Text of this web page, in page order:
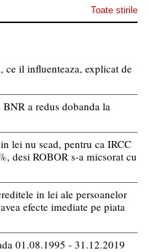
Toate stirile
ce il influenteaza, explicat de
a redus dobanda la
lei nu scad, pentru ca IRCC
desi ROBOR s-a micsorat cu
in lei ale persoanelor
efecte imediate pe piata
01.08.1995 - 31.12.2019